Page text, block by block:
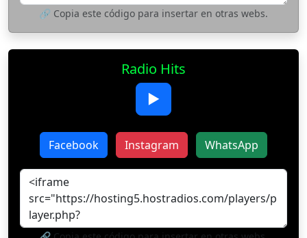
🔗 Copia este código para insertar en otras webs.
Radio Hits
▶
Facebook Instagram WhatsApp